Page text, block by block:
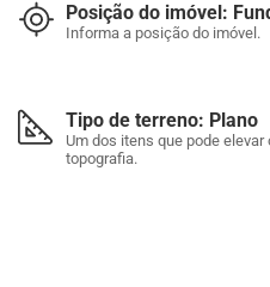
Posição do imóvel:
Informa a posição do imóvel.
Tipo de terreno: Plano
Um dos itens que pode
topografia.